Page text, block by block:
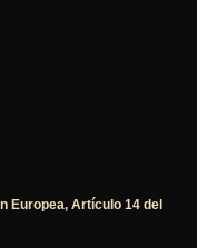
Europea, Artículo 14 del